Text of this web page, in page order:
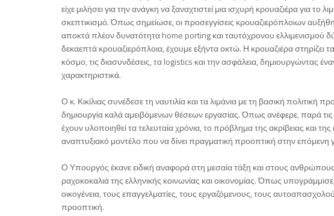
είχε μιλήσει για την ανάγκη να ξαναχτιστεί μια ισχυρή κρουαζιέρα για
σκεπτικισμό. Όπως σημείωσε, οι προσεγγίσεις κρουαζιερόπλοιων
αποκτά πλέον δυνατότητα home porting και ταυτόχρονου ελλιμενισμού
δεκαεπτά κρουαζιερόπλοια, έχουμε εξήντα οκτώ. Η κρουαζιέρα στηρίζει
κόσμο, τις διασυνδέσεις, τα logistics και την ασφάλεια, δημιουργώντας
χαρακτηριστικά.
Ο κ. Κικίλιας συνέδεσε τη ναυτιλία και τα λιμάνια με τη βασική
δημιουργία καλά αμειβόμενων θέσεων εργασίας. Όπως ανέφερε, παρά
έχουν υλοποιηθεί τα τελευταία χρόνια, το πρόβλημα της ακρίβειας και
αναπτυξιακό μοντέλο που να δίνει πραγματική προοπτική στην επόμενη
Ο Υπουργός έκανε ειδική αναφορά στη μεσαία τάξη και στους
ραχοκοκαλιά της ελληνικής κοινωνίας και οικονομίας. Όπως
οικογένεια, τους επαγγελματίες, τους εργαζόμενους, τους
προοπτική.